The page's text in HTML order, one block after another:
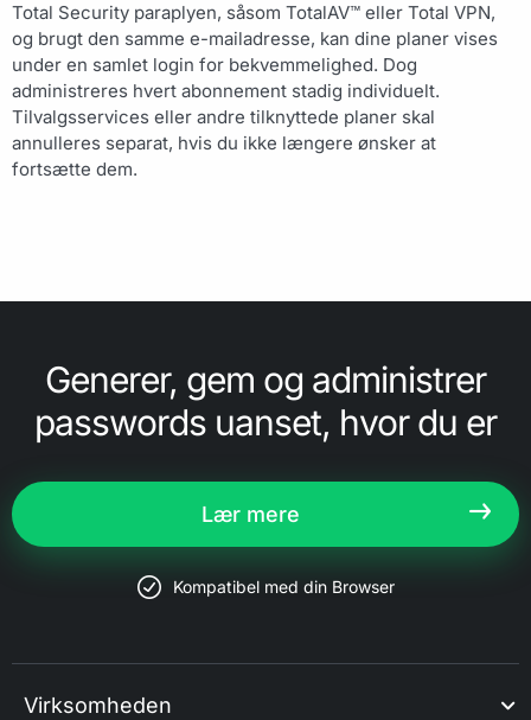
Total Security paraplyen, såsom TotalAV™ eller Total VPN,
og brugt den samme e-mailadresse, kan dine planer vises
under en samlet login for bekvemmelighed. Dog
administreres hvert abonnement stadig individuelt.
Tilvalgsservices eller andre tilknyttede planer skal
annulleres separat, hvis du ikke længere ønsker at
fortsætte dem.
Generer, gem og administrer
passwords uanset, hvor du er
Lær mere
Kompatibel med din Browser
Virksomheden